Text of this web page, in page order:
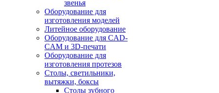
звенья
Оборудование для
изготовления моделей
Литейное оборудование
Оборудование для CAD-
CAM и 3D-печати
Оборудование для
изготовления протезов
Cтолы, светильники,
вытяжки, боксы
Столы зубного